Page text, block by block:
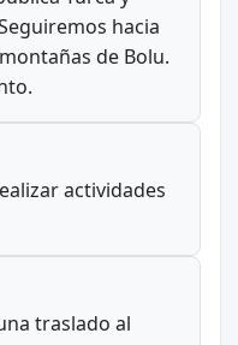
hacia
de Bolu.
actividades
traslado al